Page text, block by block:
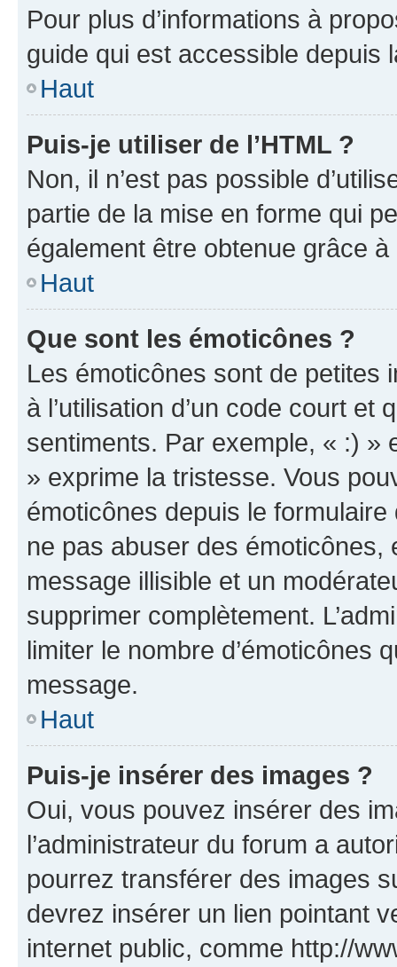
Pour plus d’informations à
guide qui est accessible depuis
Haut
Puis-je utiliser de l’HTML ?
Non, il n’est pas possible
partie de la mise en forme qui
également être obtenue grâce à
Haut
Que sont les émoticônes ?
Les émoticônes sont de petites
à l’utilisation d’un code court et
sentiments. Par exemple, « :) »
» exprime la tristesse. Vous
émoticônes depuis le
ne pas abuser des
message illisible et un
supprimer complètement.
limiter le nombre d’émoticônes
message.
Haut
Puis-je insérer des images ?
Oui, vous pouvez insérer des
l’administrateur du forum a
pourrez transférer des images
devrez insérer un lien pointant
internet public, comme http://